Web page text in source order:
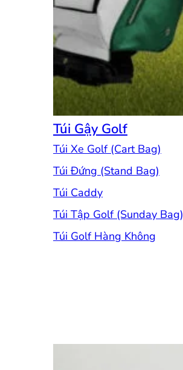
Túi Gậy Golf
Túi Xe Golf (Cart Bag)
Túi Đứng (Stand Bag)
Túi Caddy
Túi Tập Golf (Sunday Bag)
Túi Golf Hàng Không